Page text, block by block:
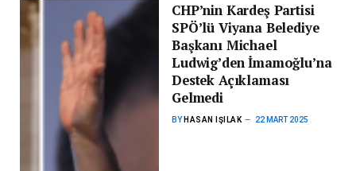
CHP’nin Kardeş Partisi
SPÖ’lü Viyana Belediye
Başkanı Michael
Ludwig’den İmamoğlu’na
Destek Açıklaması
Gelmedi
BY HASAN IŞILAK 22 MART 2025